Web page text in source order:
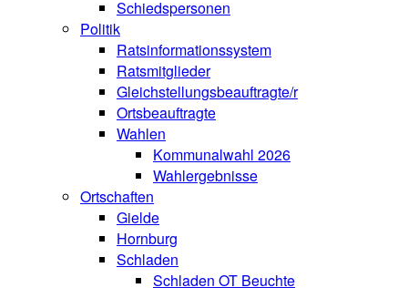
Schiedspersonen
Politik
Ratsinformationssystem
Ratsmitglieder
Gleichstellungsbeauftragte/r
Ortsbeauftragte
Wahlen
Kommunalwahl 2026
Wahlergebnisse
Ortschaften
Gielde
Hornburg
Schladen
Schladen OT Beuchte